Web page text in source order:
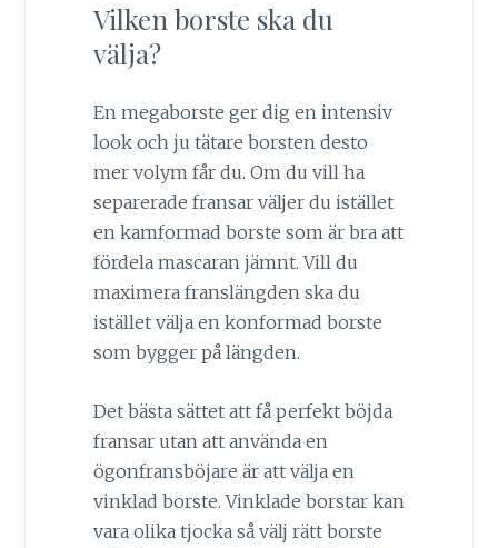
Vilken borste ska du
välja?
En megaborste ger dig en intensiv
look och ju tätare borsten desto
mer volym får du. Om du vill ha
separerade fransar väljer du istället
en kamformad borste som är bra att
fördela mascaran jämnt. Vill du
maximera franslängden ska du
istället välja en konformad borste
som bygger på längden.
Det bästa sättet att få perfekt böjda
fransar utan att använda en
ögonfransböjare är att välja en
vinklad borste. Vinklade borstar kan
vara olika tjocka så välj rätt borste